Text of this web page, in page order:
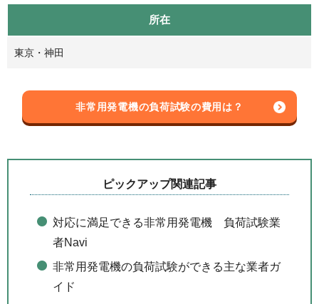
所在
東京・神田
非常用発電機の負荷試験の費用は？
ピックアップ関連記事
対応に満足できる非常用発電機 負荷試験業
者Navi
非常用発電機の負荷試験ができる主な業者ガ
イド